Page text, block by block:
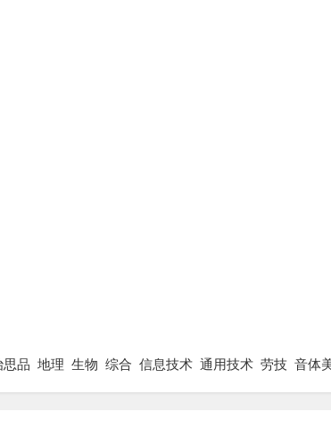
品 地理 生物 综合 信息技术 通用技术 劳技 音体